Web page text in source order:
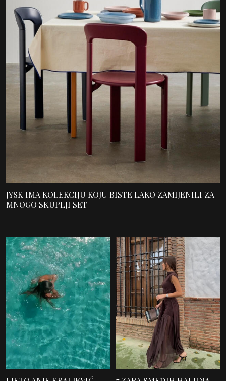
JYSK IMA KOLEKCIJU KOJU BISTE LAKO ZAMIJENILI ZA
MNOGO SKUPLJI SET